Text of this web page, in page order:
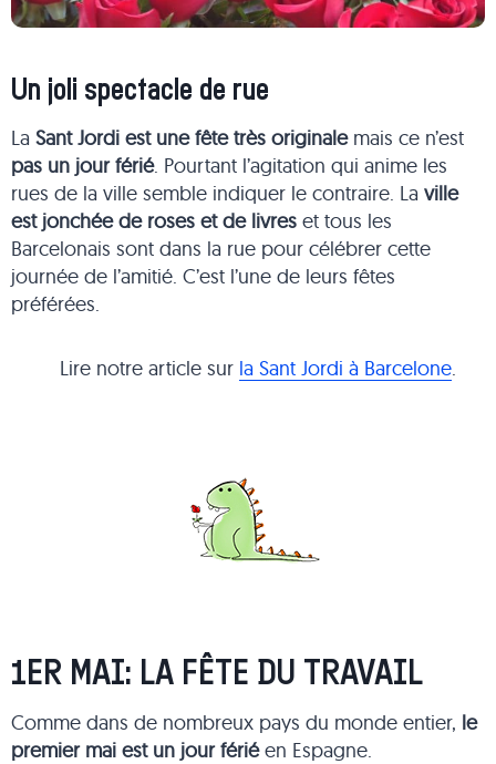
Un joli spectacle de rue
La Sant Jordi est une fête très originalemais ce n’est
pas un jour férié. Pourtant l’agitation qui anime les
rues de la ville semble indiquer le contraire. La ville
est jonchée de roses et de livres et tous les
Barcelonais sont dans la rue pour célébrer cette
journée de l’amitié. C’est l’une de leurs fêtes
préférées.
Lire notre article sur la Sant Jordi à Barcelone.
1ER MAI: LA FÊTE DU TRAVAIL
Comme dans de nombreux pays du monde entier, le
premier mai est un jour fériéen Espagne.